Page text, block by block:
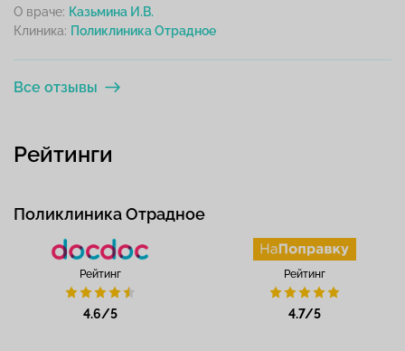
О враче: Казьмина И.В.
Клиника:
Все отзывы
Рейтинги
Поликлиника Отрадное
Рейтинг
4.6/5
Рейтинг
4.7/5